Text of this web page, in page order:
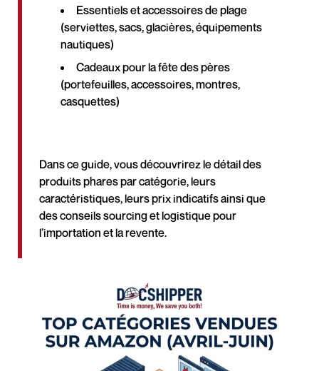
Essentiels et accessoires de plage
(serviettes, sacs, glacières, équipements
nautiques)
Cadeaux pour la fête des pères
(portefeuilles, accessoires, montres,
casquettes)
Dans ce guide, vous découvrirez le détail des
produits phares par catégorie, leurs
caractéristiques, leurs prix indicatifs ainsi que
des conseils sourcing et logistique pour
l’importation et la revente.